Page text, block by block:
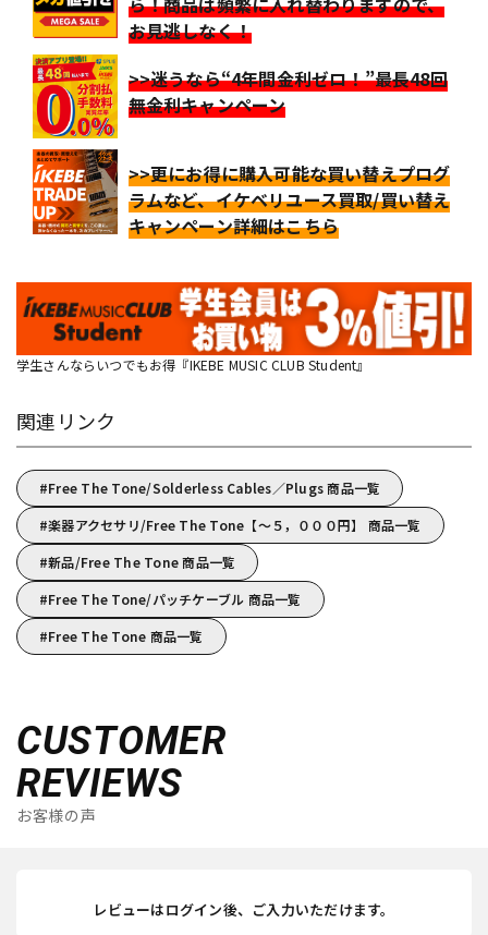
お見逃しなく！
>>迷うなら“4年間金利ゼロ！”最長48回
無金利キャンペーン
>>更にお得に購入可能な買い替えプログ
ラムなど、イケベリユース買取/買い替え
キャンペーン詳細はこちら
学生さんならいつでもお得『IKEBE MUSIC CLUB Student』
関連リンク
Free The Tone/Solderless Cables／Plugs 商品一覧
楽器アクセサリ/Free The Tone【～５，０００円】 商品一覧
新品/Free The Tone 商品一覧
Free The Tone/パッチケーブル 商品一覧
Free The Tone 商品一覧
CUSTOMER
REVIEWS
お客様の声
レビューはログイン後、ご入力いただけます。